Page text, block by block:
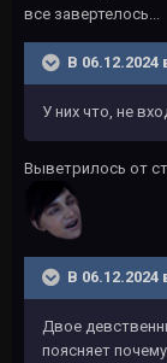
все завертелось...
В 06.12.2024
У них что, не
Выветрилось от
В 06.12.2024
Двое
поясняет